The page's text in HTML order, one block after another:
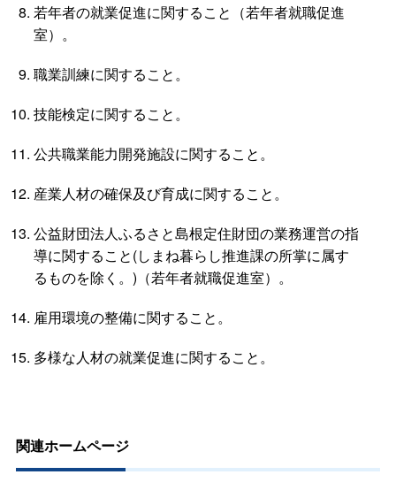
若年者の就業促進に関すること（若年者就職促進
室）。
職業訓練に関すること。
技能検定に関すること。
公共職業能力開発施設に関すること。
産業人材の確保及び育成に関すること。
公益財団法人ふるさと島根定住財団の業務運営の指
導に関すること(しまね暮らし推進課の所掌に属す
るものを除く。)（若年者就職促進室）。
雇用環境の整備に関すること。
多様な人材の就業促進に関すること。
関連ホームページ